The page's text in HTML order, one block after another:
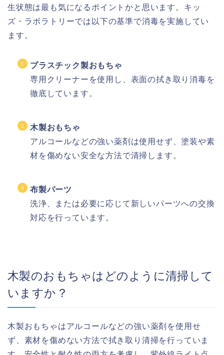
生状態は最も気になるポイントかと思います。キッ
ズ・ラボラトリーでは以下の基準で消毒を実施してい
ます。
プラスチック製おもちゃ
専用クリーナーを使用し、表面の拭き取り消毒を
徹底しています。
木製おもちゃ
アルコールなどの強い薬剤は使用せず、塗装や素
材を傷めない安全な方法で清掃します。
布製パーツ
洗浄、または必要に応じて新しいパーツへの交換
対応を行っています。
木製のおもちゃはどのように清掃して
いますか？
木製おもちゃはアルコールなどの強い薬剤を使用せ
ず、素材を傷めない方法で拭き取り清掃を行っていま